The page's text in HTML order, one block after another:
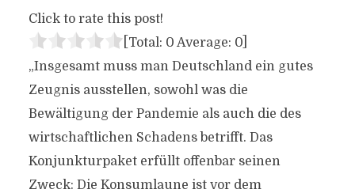
Click to rate this post!
[Total: 0 Average: 0]
„Insgesamt muss man Deutschland ein gutes
Zeugnis ausstellen, sowohl was die
Bewältigung der Pandemie als auch die des
wirtschaftlichen Schadens betrifft. Das
Konjunkturpaket erfüllt offenbar seinen
Zweck: Die Konsumlaune ist vor dem